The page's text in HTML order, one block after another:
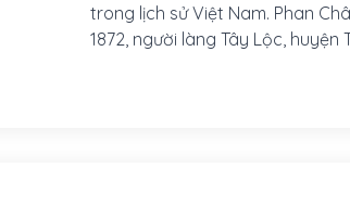
trong lịch sử Việt Nam. Phan
1872, người làng Tây Lộc,